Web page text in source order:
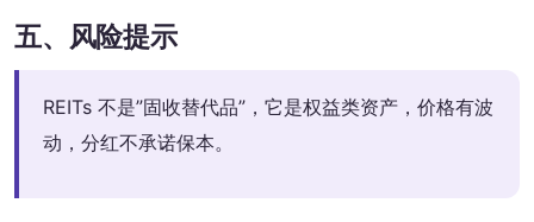
五、风险提示
REITs 不是”固收替代品”，它是权益类资产，价格有波
动，分红不承诺保本。